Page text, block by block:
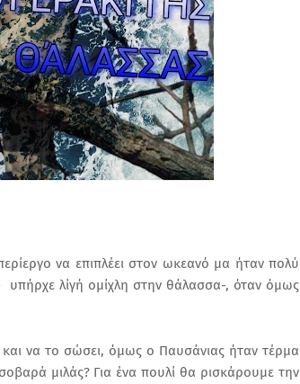
να επιπλέει στον ωκεανό μα ήταν πολύ
λίγή ομίχλη στην θάλασσα-, όταν όμως
να το σώσει, όμως ο Παυσάνιας ήταν τέρμα
μιλάς? Για ένα πουλί θα ρισκάρουμε την